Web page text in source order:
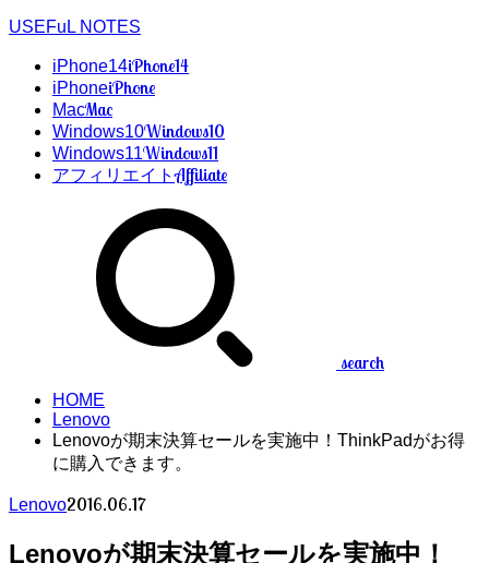
USEFuL NOTES
iPhone14iPhone14
iPhoneiPhone
MacMac
Windows10Windows10
Windows11Windows11
アフィリエイトAffiliate
search
HOME
Lenovo
Lenovoが期末決算セールを実施中！ThinkPadがお得
に購入できます。
Lenovo2016.06.17
Lenovoが期末決算セールを実施中！